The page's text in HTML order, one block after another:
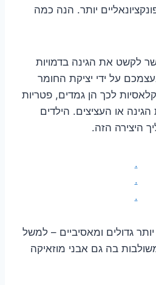
יותר. הנה כמה
לקשט את הגינה בדמויות
על ידי יציקת החומר
לכך הן גמדים, פטריות
הגינה או העציצים. הילדים
היצירה הזה.
.
.
.
גדולים ומאסיביים – למשל
בה גם אבני מוזאיקה